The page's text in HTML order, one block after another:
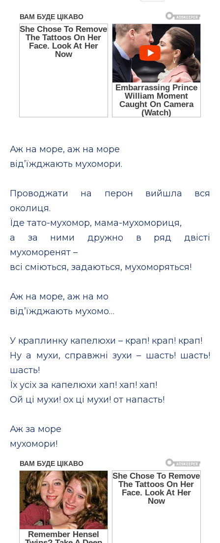
Аж на море, аж на море
від’їжджають мухомори.
Проводжати на перон вийшла вся
околиця.
Їде тато-мухомор, мама-мухомориця,
а за ними дружно в ряд двісті
мухоморенят –
всі сміються, задаються, мухоморяться!
Аж на море, аж на мо
від’їжджають мухомо…
У краплинку капелюхи – крап! крап! крап!
Ну а мухи, справжні зухи – шасть! шасть!
шасть!
Їх усіх за капелюхи хап! хап! хап!
Ой ці мухи! ох ці мухи! от напасть!
Аж за море
мухомори!